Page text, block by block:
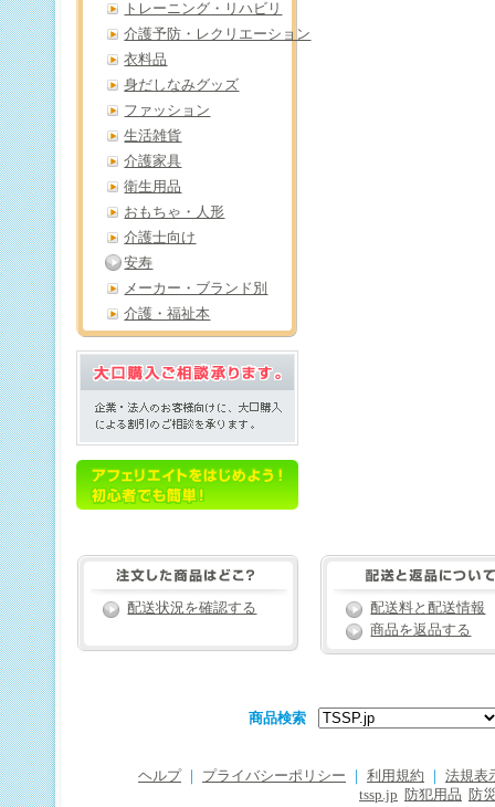
トレーニング・リハビリ
介護予防・レクリエーション
衣料品
身だしなみグッズ
ファッション
生活雑貨
介護家具
衛生用品
おもちゃ・人形
介護士向け
安寿
メーカー・ブランド別
介護・福祉本
配送状況を確認する
配送料と配送情報
商品を返品する
商品検索
ヘルプ プライバシーポリシー 利用規約
法規表
tssp.jp
防犯用品 防